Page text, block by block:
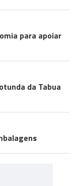
para apoiar
da Tabua